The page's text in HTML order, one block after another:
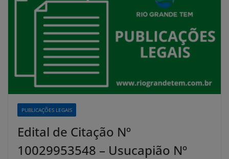
PUBLICAÇÕES LEGAIS
Edital de Citação Nº
10029953548 – Usucapião Nº